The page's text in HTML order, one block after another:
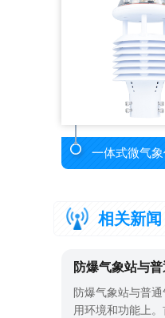
一体式微气
相关新闻
防爆气象站与
防爆气象站与普
用环境和功能上